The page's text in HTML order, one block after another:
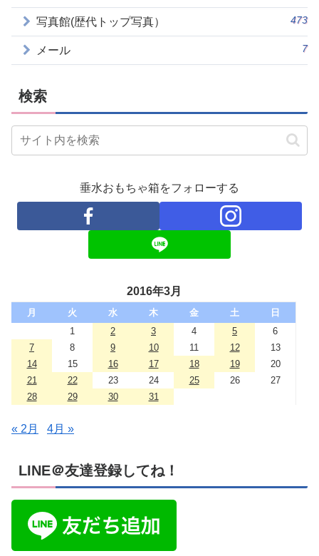
写真館(歴代トップ写真） 473
メール 7
検索
垂水おもちゃ箱をフォローする
2016年3月
月 火 水 木 金 土
日
1
2 3 4 5
6
7
8 9 10 11 12
13
14
15 16 17 18 19
20
21
22 23 24 25 26
27
28
29 30 31
« 2月 4月 »
LINE＠友達登録してね！